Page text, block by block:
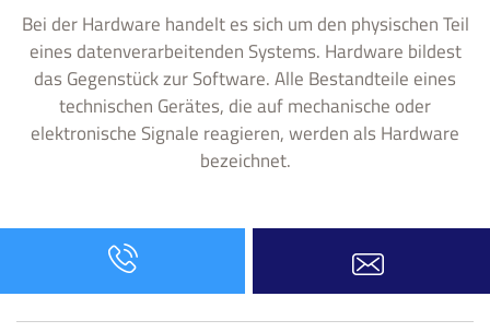
Bei der Hardware handelt es sich um den physischen Teil
eines datenverarbeitenden Systems. Hardware bildest
das Gegenstück zur Software. Alle Bestandteile eines
technischen Gerätes, die auf mechanische oder
elektronische Signale reagieren, werden als Hardware
bezeichnet.